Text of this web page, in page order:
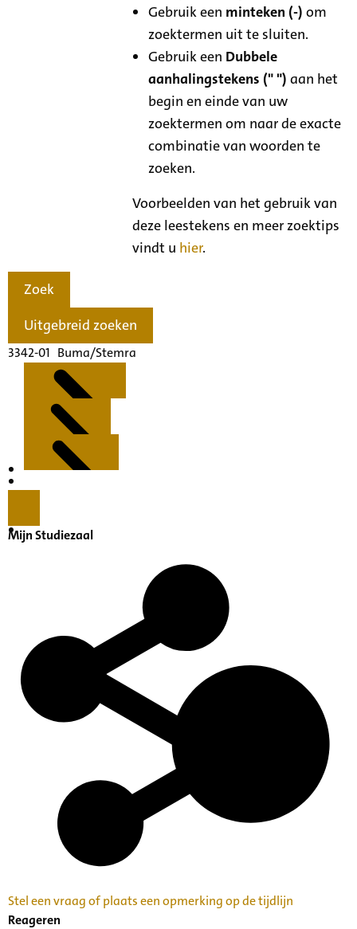
Gebruik een minteken (-) om
zoektermen uit te sluiten.
Gebruik een Dubbele
aanhalingstekens (" ") aan het
begin en einde van uw
zoektermen om naar de exacte
combinatie van woorden te
zoeken.
Voorbeelden van het gebruik van
deze leestekens en meer zoektips
vindt u hier.
Zoek
Uitgebreid zoeken
3342-01 Buma/Stemra
Inventaris
Mijn Studiezaal
Stel een vraag of plaats een opmerking op de tijdlijn
Reageren